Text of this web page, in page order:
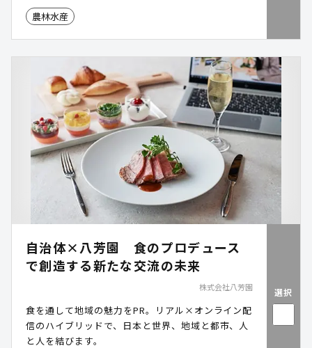
農林水産
自治体×八芳園 食のプロデュース
で創造する新たな交流の未来
株式会社八芳園
食を通して地域の魅力をPR。リアル×オンライン配
信のハイブリッドで、日本と世界、地域と都市、人
と人を結びます。
選択